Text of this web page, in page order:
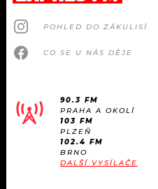
HUDBA
#NEBUDUDOMA
KALENDÁŘ
JAK NALADIT
APLIKACE
PROGRAM
PLAYLIST
SOUTĚŽE
POHLED DO ZÁKULISÍ
CO SE U NÁS DĚJE
90.3 FM
PRAHA A OKOLÍ
103 FM
PLZEŇ
102.4 FM
BRNO
DALŠÍ VYSÍLAČE